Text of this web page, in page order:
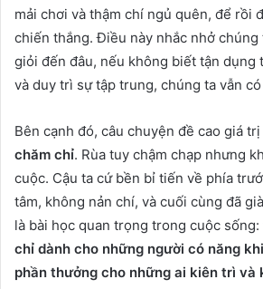
mải chơi và thậm chí ngủ quên, để rồi
chiến thắng. Điều này nhắc nhở chúng
giỏi đến đâu, nếu không biết tận dụng
và duy trì sự tập trung, chúng ta vẫn
Bên cạnh đó, câu chuyện đề cao giá trị
chăm chỉ. Rùa tuy chậm chạp nhưng
cuộc. Cậu ta cứ bền bỉ tiến về phía
tâm, không nản chí, và cuối cùng đã
là bài học quan trọng trong cuộc sống:
chỉ dành cho những người có năng
phần thưởng cho những ai kiên trì và